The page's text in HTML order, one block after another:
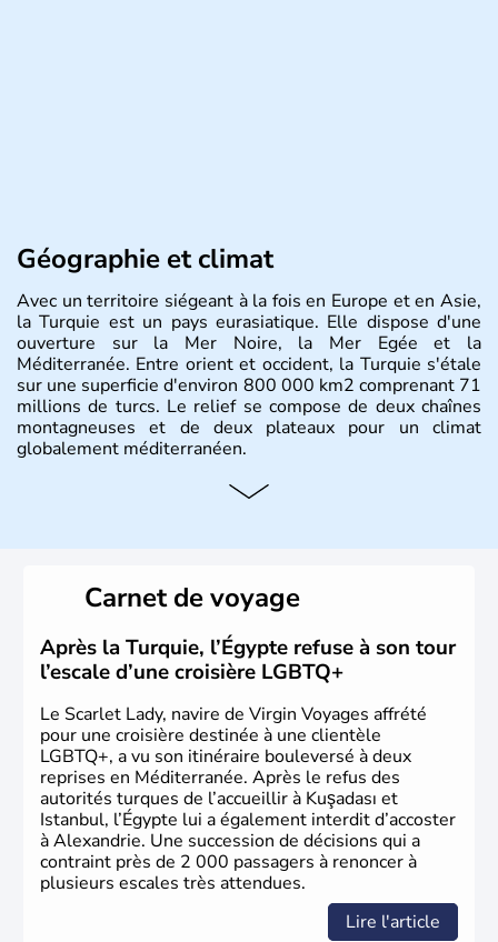
Géographie et climat
Avec un territoire siégeant à la fois en Europe et en Asie,
la Turquie est un pays eurasiatique. Elle dispose d'une
ouverture sur la Mer Noire, la Mer Egée et la
Méditerranée. Entre orient et occident, la Turquie s'étale
sur une superficie d'environ 800 000 km2 comprenant 71
millions de turcs. Le relief se compose de deux chaînes
montagneuses et de deux plateaux pour un climat
globalement méditerranéen.
Histoire et administration
qui constitueront en 1299 les fondations de l'Empire
ottoman. Après avoir rattaché l'Anatolie et la Thrace
orientale au territoire turc, la République est proclamée
le 29 octobre 1923. Ankara remplace alors Istanbul au
titre de capitale du pays.
Carnet de voyage
Après la Turquie, l’Égypte refuse à son tour
l’escale d’une croisière LGBTQ+
Le Scarlet Lady, navire de Virgin Voyages affrété
pour une croisière destinée à une clientèle
LGBTQ+, a vu son itinéraire bouleversé à deux
reprises en Méditerranée. Après le refus des
autorités turques de l’accueillir à Kuşadası et
Istanbul, l’Égypte lui a également interdit d’accoster
à Alexandrie. Une succession de décisions qui a
contraint près de 2 000 passagers à renoncer à
plusieurs escales très attendues.
Lire l'article